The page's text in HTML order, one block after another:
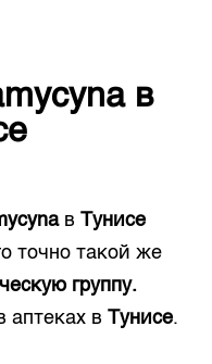
в
в Тунисе
точно такой же
группу.
аптеках в Тунисе.